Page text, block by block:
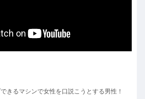
きるマシンで女性を口説こうとする男性！